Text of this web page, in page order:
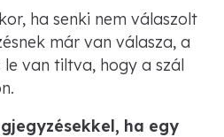
ha senki nem válaszolt
már van válasza, a
le van tiltva, hogy a szál
ha egy